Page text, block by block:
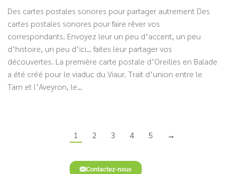
Des cartes postales sonores pour partager autrement Des
cartes postales sonores pour faire rêver vos
correspondants. Envoyez leur un peu d’accent, un peu
d’histoire, un peu d’ici… faites leur partager vos
découvertes. La première carte postale d’Oreilles en Balade
a été créé pour le viaduc du Viaur. Trait d’union entre le
Tarn et l’Aveyron, le…
1 2 3 4 5 →
Contactez-nous